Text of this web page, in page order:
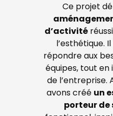
Ce projet
d’activité
l’esthétique.
répondre aux
équipes, tout en
de l’entreprise.
avons créé un
porteur de